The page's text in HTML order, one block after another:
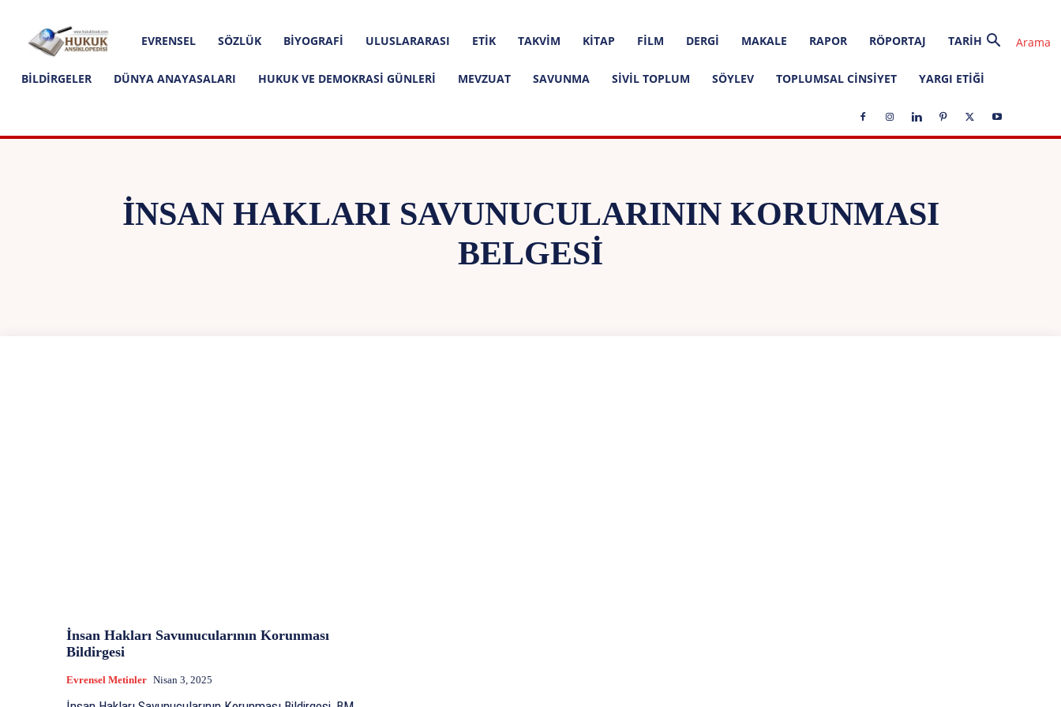
Hukuk
Ansiklopedisi
EVRENSEL SÖZLÜK BIYOGRAFI ULUSLARARASI ETIK TAKVIM KITAP FILM DERGI MAKALE RAPOR RÖPORTAJ TARIH
BILDIRGELER DÜNYA ANAYASALARI HUKUK VE DEMOKRASI GÜNLERI MEVZUAT SAVUNMA SIVIL TOPLUM SÖYLEV TOPLUMSAL CINSIYET YARGI ETIĞI
İNSAN HAKLARI SAVUNUCULARININ KORUNMASI
BELGESI
İnsan Hakları Savunucularının Korunması
Bildirgesi
Evrensel Metinler Nisan 3, 2025